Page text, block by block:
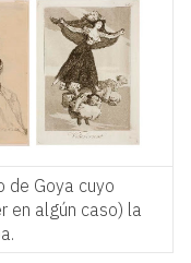
de Goya cuyo
en algún caso) la